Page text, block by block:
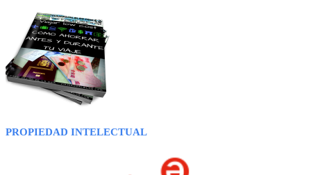
PROPIEDAD INTELECTUAL